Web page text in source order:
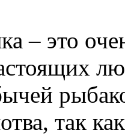
– это
так